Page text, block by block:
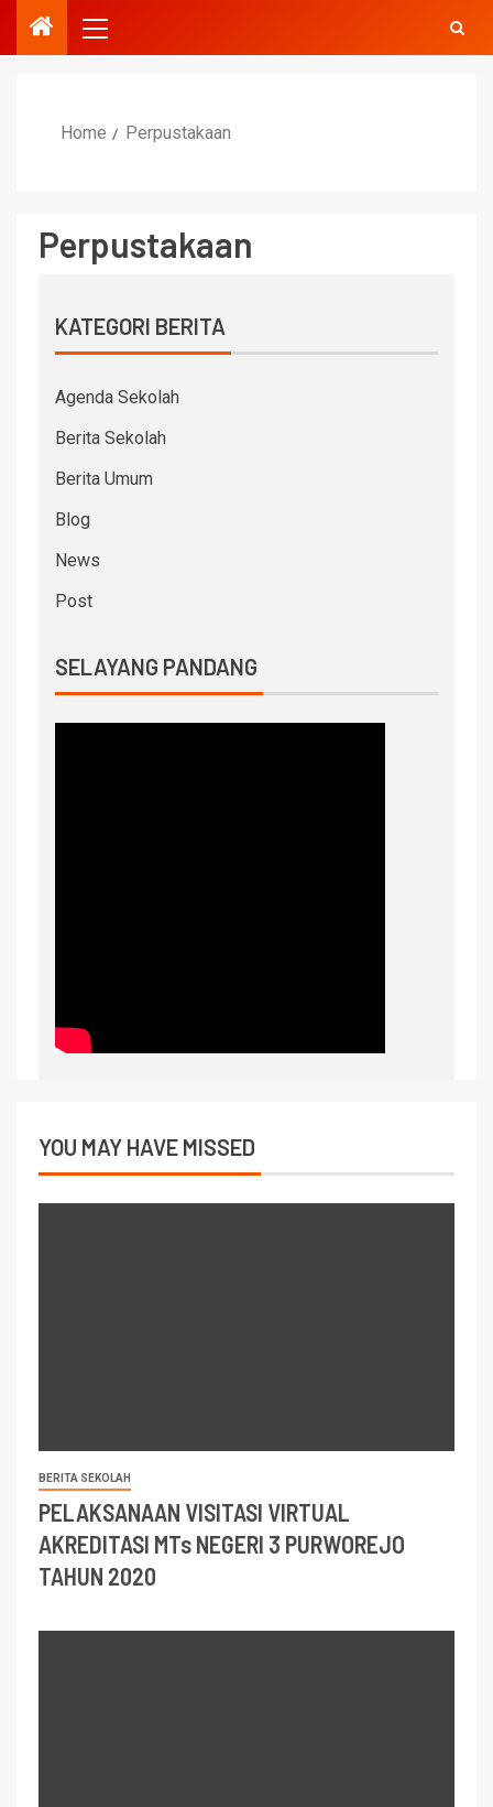
Home Perpustakaan
Perpustakaan
KATEGORI BERITA
Agenda Sekolah
Berita Sekolah
Berita Umum
Blog
News
Post
SELAYANG PANDANG
YOU MAY HAVE MISSED
BERITA SEKOLAH
PELAKSANAAN VISITASI VIRTUAL
AKREDITASI MTs NEGERI 3 PURWOREJO
TAHUN 2020